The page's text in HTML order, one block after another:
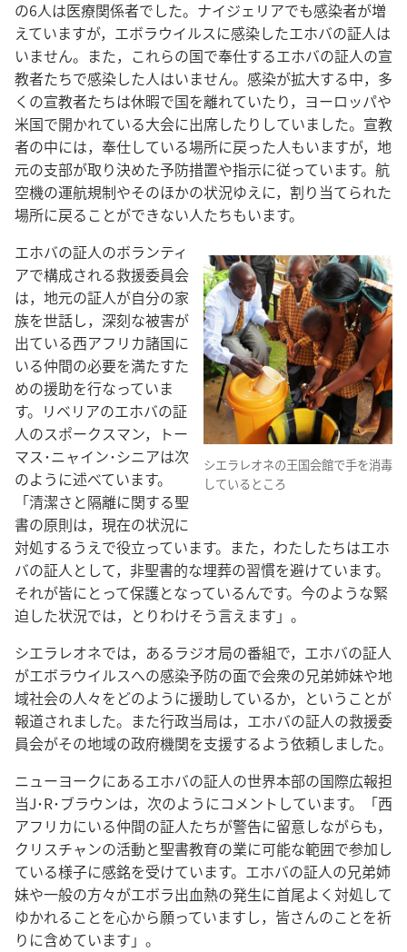
の6人は医療関係者でした。ナイジェリアでも感染者が増
えていますが，エボラウイルスに感染したエホバの証人は
いません。また，これらの国で奉仕するエホバの証人の宣
教者たちで感染した人はいません。感染が拡大する中，多
くの宣教者たちは休暇で国を離れていたり，ヨーロッパや
米国で開かれている大会に出席したりしていました。宣教
者の中には，奉仕している場所に戻った人もいますが，地
元の支部が取り決めた予防措置や指示に従っています。航
空機の運航規制やそのほかの状況ゆえに，割り当てられた
場所に戻ることができない人たちもいます。
シエラレオネの王国会館で手を消毒
しているところ
エホバの証人のボランティ
アで構成される救援委員会
は，地元の証人が自分の家
族を世話し，深刻な被害が
出ている西アフリカ諸国に
いる仲間の必要を満たすた
めの援助を行なっていま
す。リベリアのエホバの証
人のスポークスマン，トー
マス･ニャイン･シニアは次
のように述べています。
「清潔さと隔離に関する聖
書の原則は，現在の状況に
対処するうえで役立っています。また，わたしたちはエホ
バの証人として，非聖書的な埋葬の習慣を避けています。
それが皆にとって保護となっているんです。今のような緊
迫した状況では，とりわけそう言えます」。
シエラレオネでは，あるラジオ局の番組で，エホバの証人
がエボラウイルスへの感染予防の面で会衆の兄弟姉妹や地
域社会の人々をどのように援助しているか，ということが
報道されました。また行政当局は，エホバの証人の救援委
員会がその地域の政府機関を支援するよう依頼しました。
ニューヨークにあるエホバの証人の世界本部の国際広報担
当J･R･ブラウンは，次のようにコメントしています。「西
アフリカにいる仲間の証人たちが警告に留意しながらも，
クリスチャンの活動と聖書教育の業に可能な範囲で参加し
ている様子に感銘を受けています。エホバの証人の兄弟姉
妹や一般の方々がエボラ出血熱の発生に首尾よく対処して
ゆかれることを心から願っていますし，皆さんのことを祈
りに含めています」。